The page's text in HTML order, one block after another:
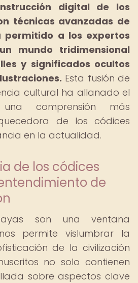
digital de los
técnicas avanzadas de
permitido a los expertos
mundo tridimensional
y significados ocultos
Esta fusión de
cultural ha allanado el
comprensión más
de los códices
en la actualidad.
de los códices
de
son una ventana
permite vislumbrar la
de la civilización
no solo contienen
sobre aspectos clave